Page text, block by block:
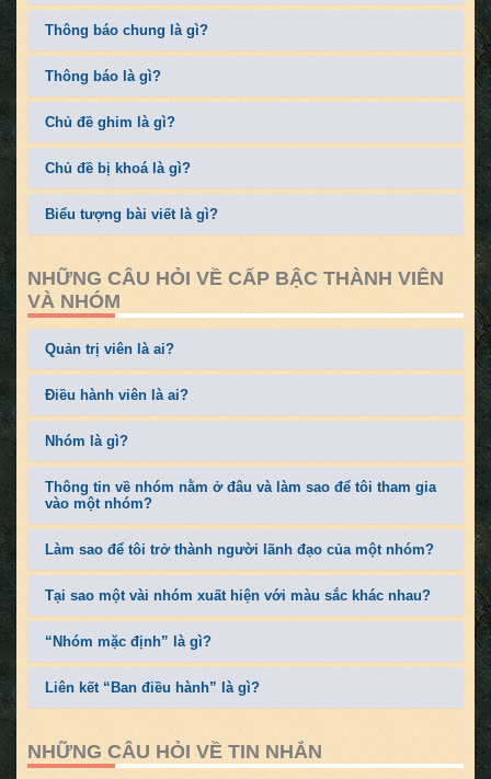
Thông báo chung là gì?
Thông báo là gì?
Chủ đề ghim là gì?
Chủ đề bị khoá là gì?
Biểu tượng bài viết là gì?
NHỮNG CÂU HỎI VỀ CẤP BẬC THÀNH VIÊN
VÀ NHÓM
Quản trị viên là ai?
Điều hành viên là ai?
Nhóm là gì?
Thông tin về nhóm nằm ở đâu và làm sao để tôi tham gia
vào một nhóm?
Làm sao để tôi trở thành người lãnh đạo của một nhóm?
Tại sao một vài nhóm xuất hiện với màu sắc khác nhau?
“Nhóm mặc định” là gì?
Liên kết “Ban điều hành” là gì?
NHỮNG CÂU HỎI VỀ TIN NHẮN